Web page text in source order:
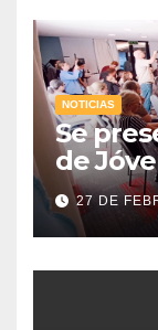
NOTICIAS
Se
de
27 DE